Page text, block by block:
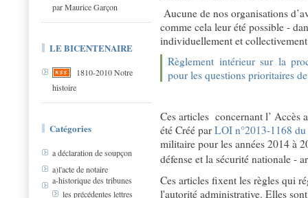
par Maurice Garçon
LE BICENTENAIRE
1810-2010 Notre
histoire
Catégories
a déclaration de soupçon
a)l'acte de notaire
a-historique des tribunes
les précédentes lettres
Aucune de nos organisations
comme cela leur été possible -
individuellement et
Règlement intérieur sur la
pour les questions prioritaires
Ces articles concernant l’ Accès
été Créé par LOI n°2013-1168
militaire pour les années 2014 à
défense et la sécurité nationale -
Ces articles fixent les règles qui
l'autorité administrative. Elles